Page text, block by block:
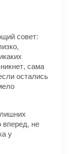
совет:
сама
остались
вперед, не
у